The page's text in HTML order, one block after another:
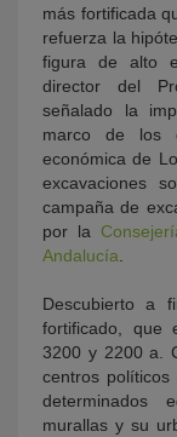
más fortificada
refuerza la
figura de alto
director del
señalado la
marco de los
económica de
excavaciones
campaña de
por la
Andalucía
Descubierto a
fortificado, que
3200 y 2200 a.
centros
determinados
murallas y su